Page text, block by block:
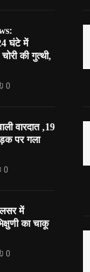
घंटे में
की गुत्थी,
0
वारदात ,19
पर गला
0
में
का चाकू
0